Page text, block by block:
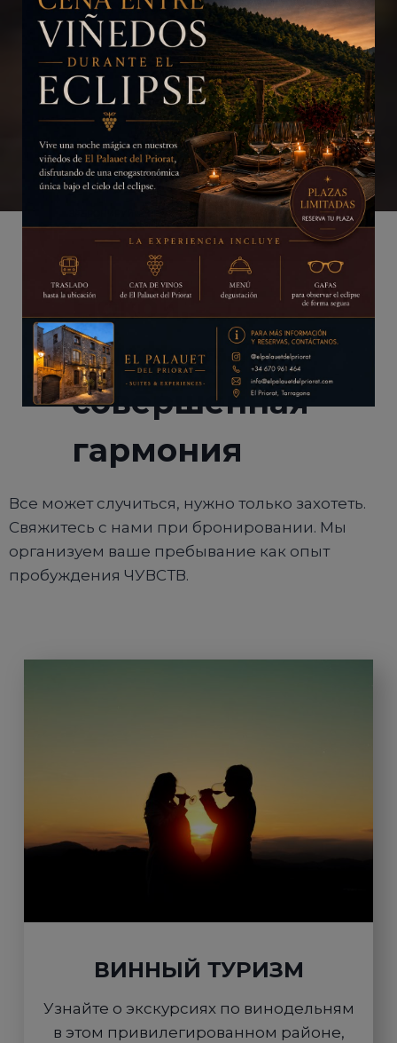
ПРОВЕРИТЬ НАЛИЧИЕ
Покой,
комфорт и
совершенная
гармония
Все может случиться, нужно только захотеть.
Свяжитесь с нами при бронировании. Мы
организуем ваше пребывание как опыт
пробуждения ЧУВСТВ.
ВИННЫЙ ТУРИЗМ
Узнайте о экскурсиях по винодельням
в этом привилегированном районе,